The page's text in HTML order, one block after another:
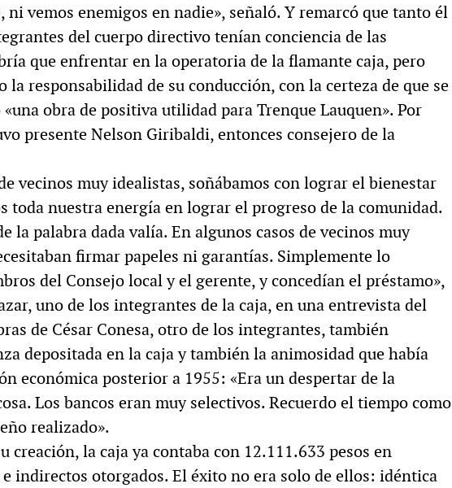
ni vemos enemigos en nadie», señaló. Y remarcó que tanto él
del cuerpo directivo tenían conciencia de las
que enfrentar en la operatoria de la flamante caja, pero
la responsabilidad de su conducción, con la certeza de que se
obra de positiva utilidad para Trenque Lauquen». Por
presente Nelson Giribaldi, entonces consejero de la
vecinos muy idealistas, soñábamos con lograr el bienestar
toda nuestra energía en lograr el progreso de la comunidad.
la palabra dada valía. En algunos casos de vecinos muy
firmar papeles ni garantías. Simplemente lo
del Consejo local y el gerente, y concedían el préstamo»,
uno de los integrantes de la caja, en una entrevista del
de César Conesa, otro de los integrantes, también
depositada en la caja y también la animosidad que había
económica posterior a 1955: «Era un despertar de la
Los bancos eran muy selectivos. Recuerdo el tiempo como
realizado».
creación, la caja ya contaba con 12.111.633 pesos en
indirectos otorgados. El éxito no era solo de ellos: idéntica